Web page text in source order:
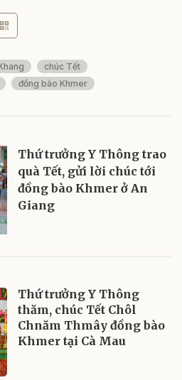
chúc Tết
đồng bào Khmer
Thứ trưởng Y Thông trao
quà Tết, gửi lời chúc tới
đồng bào Khmer ở An
Giang
Thứ trưởng Y Thông
thăm, chúc Tết Chôl
Chnăm Thmây đồng bào
Khmer tại Cà Mau